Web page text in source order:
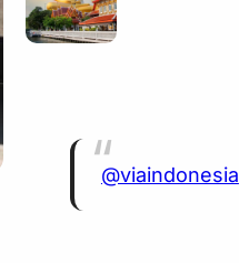
@viaindonesia